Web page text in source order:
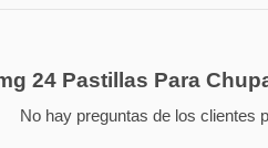
24 Pastillas Para
No hay preguntas de los clientes